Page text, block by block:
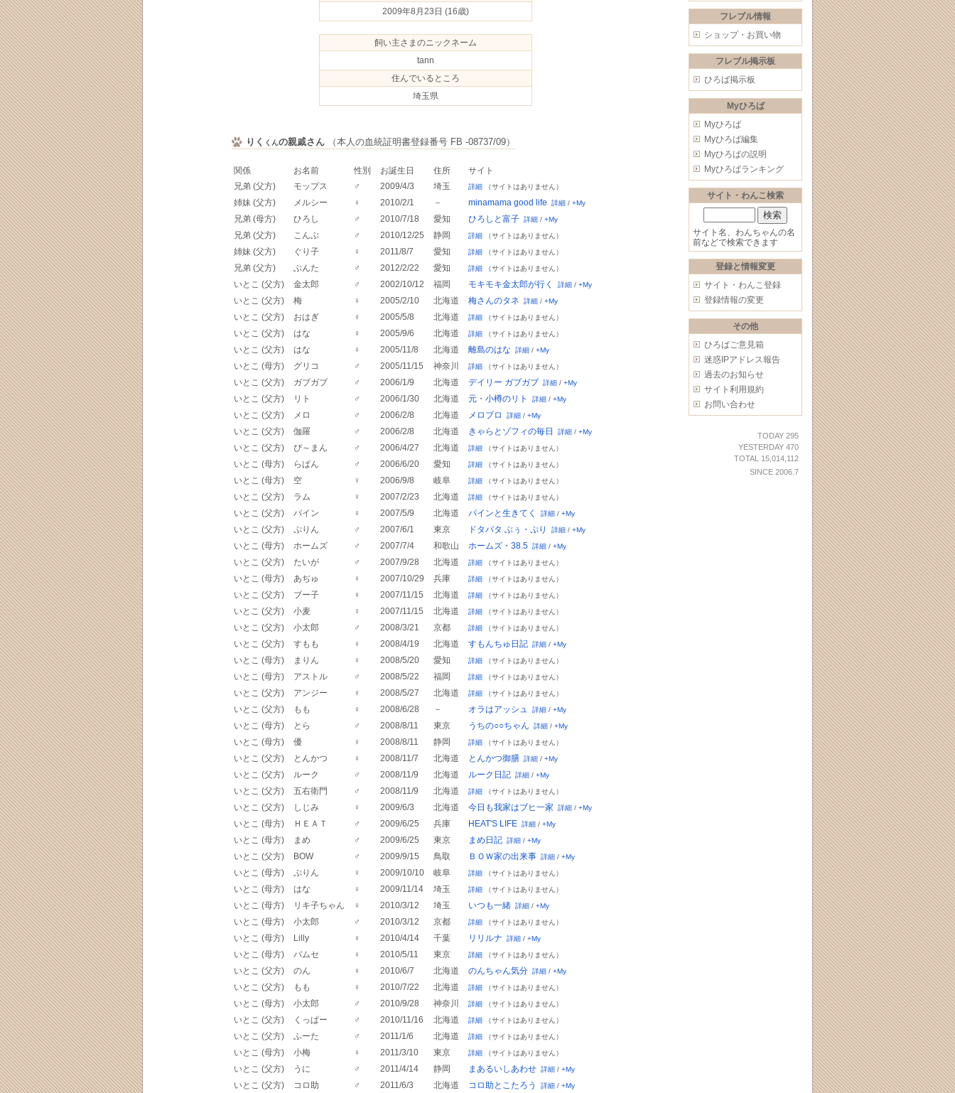
フレブル情報
ショップ・お買い物
フレブル掲示板
ひろば掲示板
Myひろば
Myひろば
Myひろば編集
Myひろばの説明
Myひろばランキング
サイト・わんこ検索
サイト名、わんちゃんの名
前などで検索できます
登録と情報変更
サイト・わんこ登録
登録情報の変更
その他
ひろばご意見箱
迷惑IPアドレス報告
過去のお知らせ
サイト利用規約
お問い合わせ
TODAY 295
YESTERDAY 470
TOTAL 15,014,112
SINCE 2006.7
2009年8月23日 (16歳)
飼い主さまのニックネーム
tann
住んでいるところ
埼玉県
りく くんの親戚さん（本人の血統証明書登録番号 FB -08737/09）
関係 お名前 性別 お誕生日 住所
サイト
兄弟 (父方)
モップス ♂ 2009/4/3 埼玉 詳細（サイトはありません）
姉妹 (父方) メルシー ♀ 2010/2/1 － minamama good life 詳細/ +My
兄弟 (母方) ひろし ♂ 2010/7/18 愛知 ひろしと富子 詳細/ +My
兄弟 (父方) こんぶ ♂ 2010/12/25 静岡 詳細（サイトはありません）
姉妹 (父方) ぐり子 ♀ 2011/8/7 愛知 詳細（サイトはありません）
兄弟 (父方) ぶんた ♂ 2012/2/22 愛知 詳細（サイトはありません）
いとこ (父方) 金太郎 ♂ 2002/10/12 福岡 モキモキ金太郎が行く 詳細/ +My
いとこ (父方) 梅 ♀ 2005/2/10 北海道 梅さんのタネ 詳細/ +My
いとこ (父方) おはぎ ♀ 2005/5/8 北海道 詳細（サイトはありません）
いとこ (父方) はな ♀ 2005/9/6 北海道 詳細（サイトはありません）
いとこ (父方) はな ♀ 2005/11/8 北海道 離島のはな 詳細/ +My
いとこ (母方) グリコ ♂ 2005/11/15 神奈川 詳細（サイトはありません）
いとこ (父方) ガブガブ ♂ 2006/1/9 北海道 デイリー ガブガブ 詳細/ +My
いとこ (父方) リト ♂ 2006/1/30 北海道 元・小樽のリト 詳細/ +My
いとこ (父方) メロ ♂ 2006/2/8 北海道 メロブロ 詳細/ +My
いとこ (父方) 伽羅 ♂ 2006/2/8 北海道 きゃらとゾフィの毎日 詳細/ +My
いとこ (父方) ぴ～まん ♂ 2006/4/27 北海道 詳細（サイトはありません）
いとこ (母方) らぱん ♂ 2006/6/20 愛知 詳細（サイトはありません）
いとこ (母方) 空 ♀ 2006/9/8 岐阜 詳細（サイトはありません）
いとこ (父方) ラム ♀ 2007/2/23 北海道 詳細（サイトはありません）
いとこ (父方) パイン ♀ 2007/5/9 北海道 パインと生きてく 詳細/ +My
いとこ (父方) ぷりん ♂ 2007/6/1 東京 ドタバタ ぶぅ・ぷり 詳細/ +My
いとこ (母方) ホームズ ♂ 2007/7/4 和歌山 ホームズ・38.5 詳細/ +My
いとこ (父方) たいが ♂ 2007/9/28 北海道 詳細（サイトはありません）
いとこ (母方) あぢゅ ♀ 2007/10/29 兵庫 詳細（サイトはありません）
いとこ (父方) ブー子 ♀ 2007/11/15 北海道 詳細（サイトはありません）
いとこ (父方) 小麦 ♀ 2007/11/15 北海道 詳細（サイトはありません）
いとこ (父方) 小太郎 ♂ 2008/3/21 京都 詳細（サイトはありません）
いとこ (父方) すもも ♀ 2008/4/19 北海道 すもんちゅ日記 詳細/ +My
いとこ (母方) まりん ♀ 2008/5/20 愛知 詳細（サイトはありません）
いとこ (母方) アストル ♂ 2008/5/22 福岡 詳細（サイトはありません）
いとこ (父方) アンジー ♀ 2008/5/27 北海道 詳細（サイトはありません）
いとこ (父方) もも ♀ 2008/6/28 － オラはアッシュ 詳細/ +My
いとこ (母方) とら ♂ 2008/8/11 東京 うちの○○ちゃん 詳細/ +My
いとこ (母方) 優 ♀ 2008/8/11 静岡 詳細（サイトはありません）
いとこ (父方) とんかつ ♀ 2008/11/7 北海道 とんかつ御膳 詳細/ +My
いとこ (父方) ルーク ♂ 2008/11/9 北海道 ルーク日記 詳細/ +My
いとこ (父方) 五右衛門 ♂ 2008/11/9 北海道 詳細（サイトはありません）
いとこ (父方) しじみ ♀ 2009/6/3 北海道 今日も我家はブヒ一家 詳細/ +My
いとこ (母方) ＨＥＡＴ ♂ 2009/6/25 兵庫 HEAT'S LIFE 詳細/ +My
いとこ (母方) まめ ♂ 2009/6/25 東京 まめ日記 詳細/ +My
いとこ (父方) BOW ♂ 2009/9/15 鳥取 ＢＯＷ家の出来事 詳細/ +My
いとこ (母方) ぷりん ♀ 2009/10/10 岐阜 詳細（サイトはありません）
いとこ (母方) はな ♀ 2009/11/14 埼玉 詳細（サイトはありません）
いとこ (母方) リキ子ちゃん ♀ 2010/3/12 埼玉 いつも一緒 詳細/ +My
いとこ (母方) 小太郎 ♂ 2010/3/12 京都 詳細（サイトはありません）
いとこ (母方) Lilly ♀ 2010/4/14 千葉 リリルナ 詳細/ +My
いとこ (母方) バムセ ♀ 2010/5/11 東京 詳細（サイトはありません）
いとこ (父方) のん ♀ 2010/6/7 北海道 のんちゃん気分 詳細/ +My
いとこ (父方) もも ♀ 2010/7/22 北海道 詳細（サイトはありません）
いとこ (母方) 小太郎 ♂ 2010/9/28 神奈川 詳細（サイトはありません）
いとこ (父方) くっぱー ♂ 2010/11/16 北海道 詳細（サイトはありません）
いとこ (父方) ふーた ♂ 2011/1/6 北海道 詳細（サイトはありません）
いとこ (母方) 小梅 ♀ 2011/3/10 東京 詳細（サイトはありません）
いとこ (父方) うに ♂ 2011/4/14 静岡 まあるいしあわせ 詳細/ +My
いとこ (父方) コロ助 ♂ 2011/6/3 北海道 コロ助とこたろう 詳細/ +My